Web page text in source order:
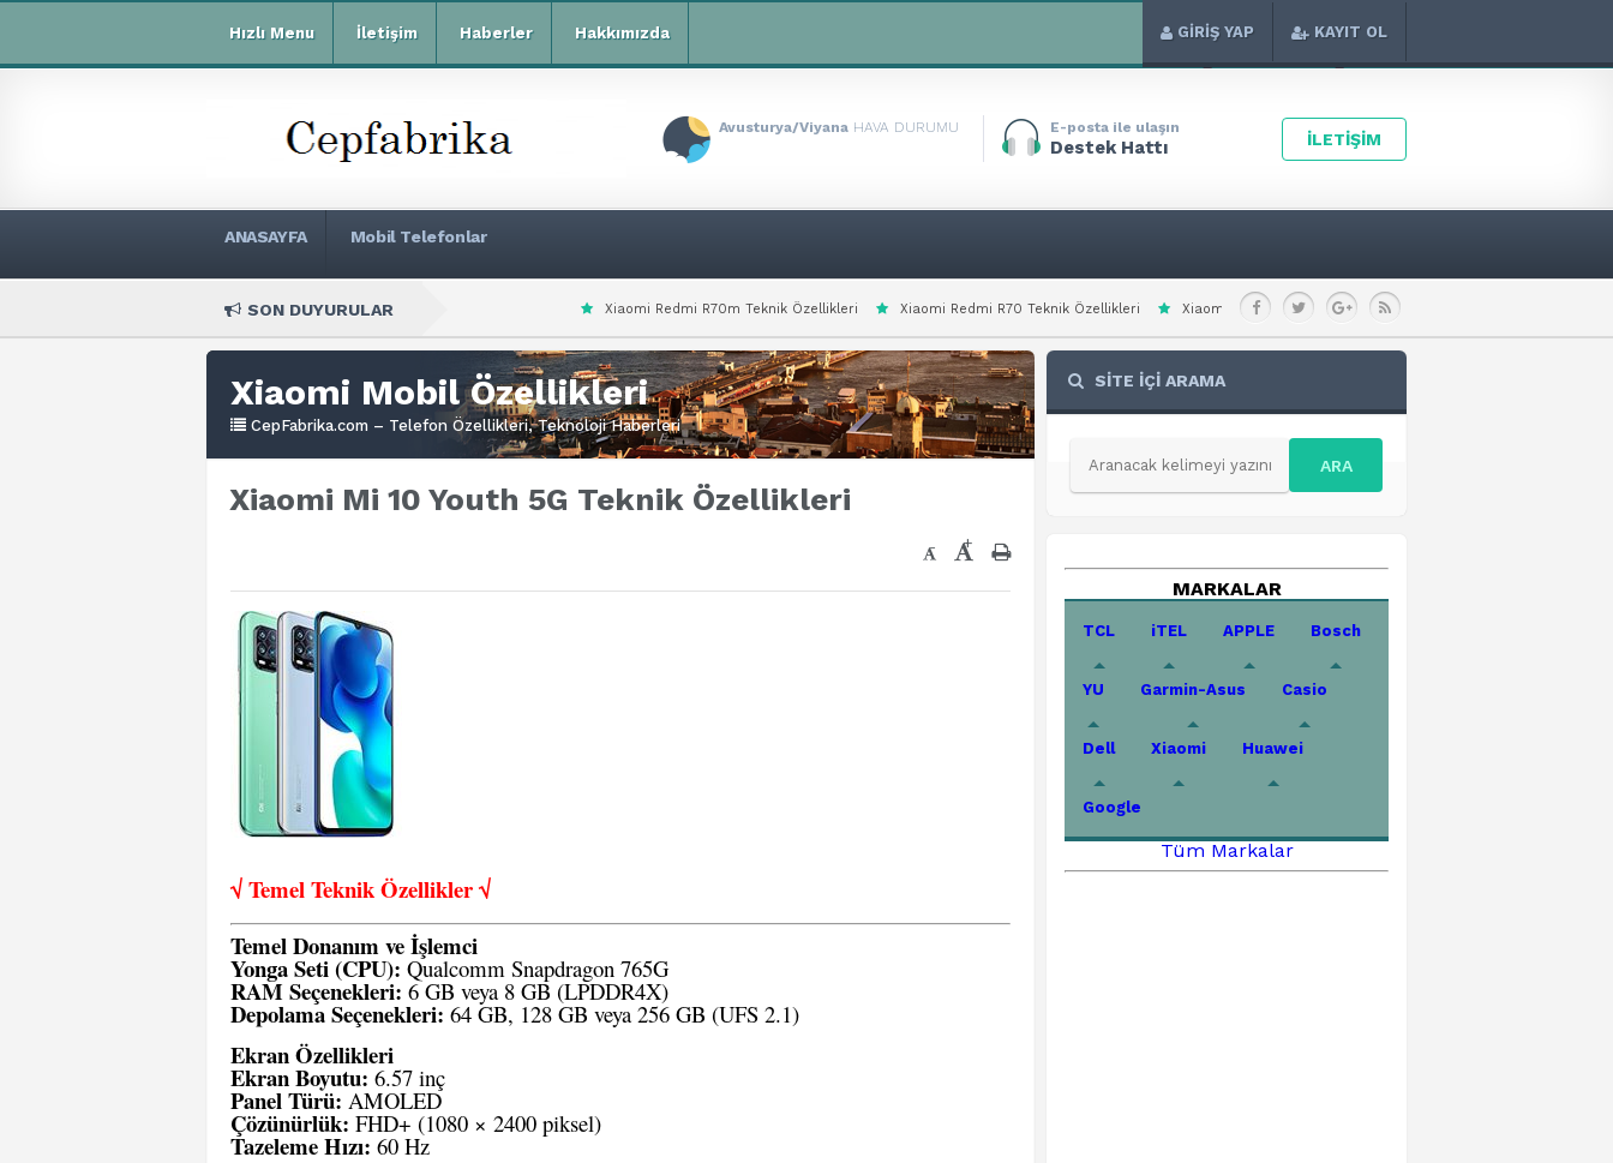
Hızlı Menu İletişim Haberler Hakkımızda GİRİŞ YAP KAYIT OL
Avusturya/Viyana HAVA DURUMU E-posta ile ulaşın
Destek Hattı İLETİŞİM
ANASAYFA Mobil Telefonlar
SON DUYURULAR Xiaomi Redmi R70m Teknik Özellikleri Xiaomi Redmi R70 Teknik Özellikleri Xiaomi Redmi Note 15 Special Teknik Özellikleri Xiaomi Redmi A7 Pro 4G Teknik
Xiaomi Mobil Özellikleri
CepFabrika.com – Telefon Özellikleri, Teknoloji Haberleri
Xiaomi Mi 10 Youth 5G Teknik Özellikleri
- +
√ Temel Teknik Özellikler √
Temel Donanım ve İşlemci
Yonga Seti (CPU): Qualcomm Snapdragon 765G
RAM Seçenekleri: 6 GB veya 8 GB (LPDDR4X)
Depolama Seçenekleri: 64 GB, 128 GB veya 256 GB (UFS 2.1)
Ekran Özellikleri
Ekran Boyutu: 6.57 inç
Panel Türü: AMOLED
Çözünürlük: FHD+ (1080 × 2400 piksel)
Tazeleme Hızı: 60 Hz
SİTE İÇİ ARAMA
ARA
MARKALAR
TCL iTEL APPLE Bosch
YU Garmin-Asus Casio
Dell Xiaomi Huawei
Google
Tüm Markalar